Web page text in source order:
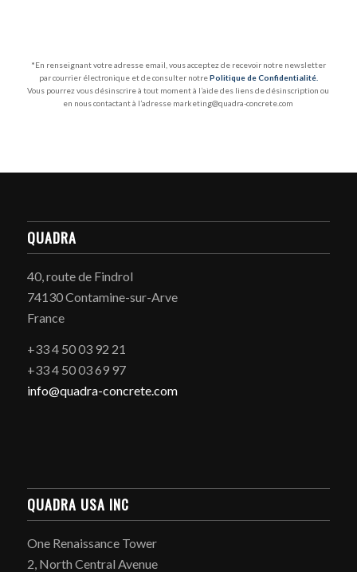
*En renseignant votre adresse email, vous acceptez de recevoir notre newsletter
par courrier électronique et de consulter notrePolitique de Confidentialité.
Vous pourrez vous désinscrire à tout moment à l’aide des liens de désinscription ou
en nous contactant à l’adresse marketing@quadra-concrete.com
QUADRA
40, route de Findrol
74130 Contamine-sur-Arve
France
+33 4 50 03 92 21
+33 4 50 03 69 97
info@quadra-concrete.com
QUADRA USA INC
One Renaissance Tower
2, North Central Avenue